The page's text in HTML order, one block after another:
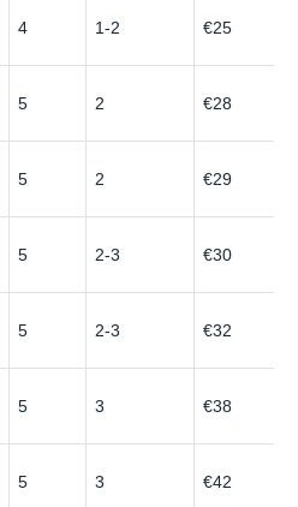
4 1-2 €25
5 2 €28
5 2 €29
5 2-3 €30
5 2-3 €32
5 3 €38
5 3 €42